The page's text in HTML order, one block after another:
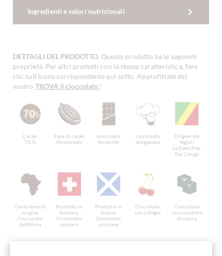
Ingredienti e valori nutrizionali
DETTAGLI DEL PRODOTTO. Questo prodotto ha le seguenti
proprietà. Per altri prodotti con la stessa caratteristica, fare
clic sull'icona corrispondente qui sotto. Approfittate del
nostro TROVA il cioccolato !
Cacao
70 %
Fava di cacao
Amelonado
cioccolato
fondente
cioccolato
artigianale
Origine dei
fagioli
La Dem. Rep.
Del Congo
Continente di
origine
Cioccolato
dall'Africa
Prodotto in
Svizzera,
Cioccolato
svizzero
Prodotto in
Scozia,
Cioccolato
scozzese
Cioccolato
con ciliegia
Cioccolato
con zucchero
di canna